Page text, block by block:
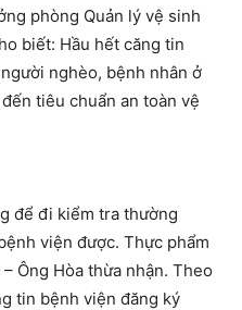
phòng Quản lý vệ sinh
biết: Hầu hết căng tin
nghèo, bệnh nhân ở
tiêu chuẩn an toàn vệ
để đi kiểm tra thường
viện được. Thực phẩm
Ông Hòa thừa nhận. Theo
tin bệnh viện đăng ký